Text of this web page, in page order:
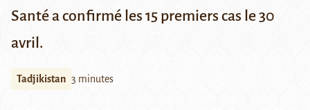
Santé a confirmé les 15 premiers cas le 30
avril.
Tadjikistan 3 minutes